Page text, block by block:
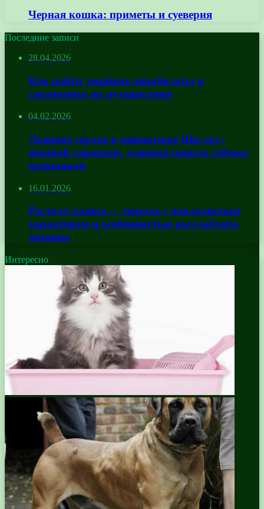
Черная кошка: приметы и суеверия
Последние записи
28.04.2026
Как найти дешёвые авиабилеты и
сэкономить на путешествии
04.02.2026
Львиное сердце в миниатюре Ши-тцу:
нежный характер, длинная шерсть собака-
компаньон
16.01.2026
Рэгдолл кошка — порода с покладистым
характером и особенностью расслаблять
мышцы
Интересно